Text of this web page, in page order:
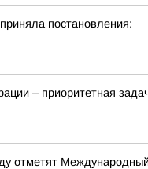
постановления:
– приоритетная
отметят